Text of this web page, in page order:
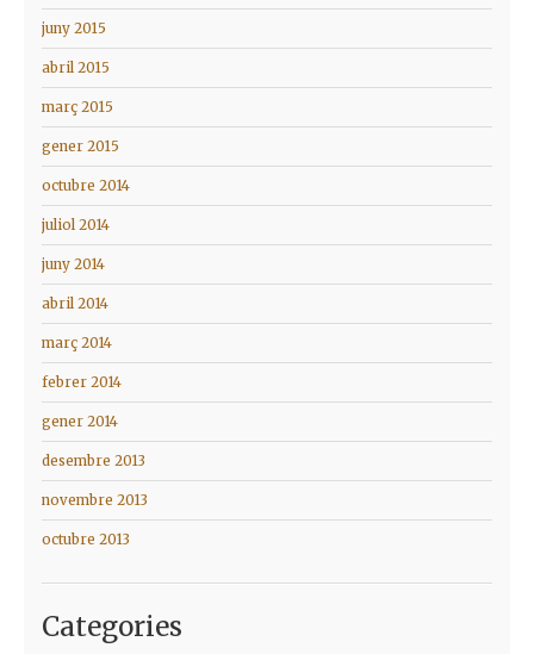
juny 2015
abril 2015
març 2015
gener 2015
octubre 2014
juliol 2014
juny 2014
abril 2014
març 2014
febrer 2014
gener 2014
desembre 2013
novembre 2013
octubre 2013
Categories